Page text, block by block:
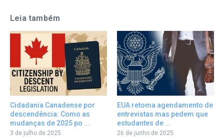
Leia também
Cidadania Canadense por
descendência: Como as
mudanças de 2025 po ...
3 de julho de 2025
EUA retoma agendamento de
entrevistas mas pedem que
estudantes de ...
26 de junho de 2025